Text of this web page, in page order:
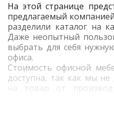
На этой странице
предлагаемый
разделили каталог на
Даже неопытный
выбрать для себя
офиса.
Стоимость офисной
доступна, так как мы
на товар от